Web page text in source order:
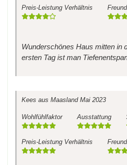
Preis-Leistung Verhältnis
Wunderschönes Haus mitten in
ersten Tag ist man
Kees aus Maasland Mai 2023
Wohlfühlfaktor Ausstattung
Preis-Leistung Verhältnis